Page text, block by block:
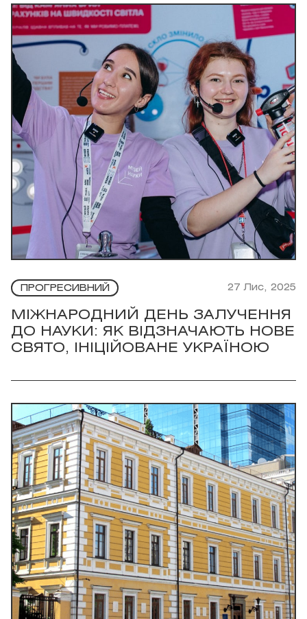
ПРОГРЕСИВНИЙ 27 Лис, 2025
МІЖНАРОДНИЙ ДЕНЬ ЗАЛУЧЕННЯ
ДО НАУКИ: ЯК ВІДЗНАЧАЮТЬ НОВЕ
СВЯТО, ІНІЦІЙОВАНЕ УКРАЇНОЮ